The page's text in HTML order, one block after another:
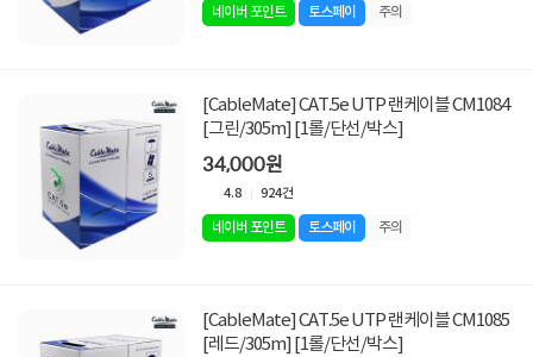
네이버 포인트 토스페이 주의
[CableMate] CAT.5e UTP 랜케이블 CM1084
[그린/305m] [1롤/단선/박스]
34,000원
4.8 924건
네이버 포인트 토스페이 주의
[CableMate] CAT.5e UTP 랜케이블 CM1085
[레드/305m] [1롤/단선/박스]